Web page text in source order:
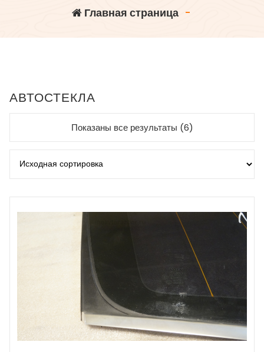
Главная страница-
АВТОСТЕКЛА
Показаны все результаты (6)